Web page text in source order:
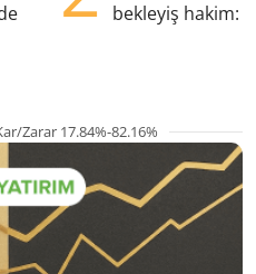
bekleyiş hakim:
Zarar 17.84%-82.16%